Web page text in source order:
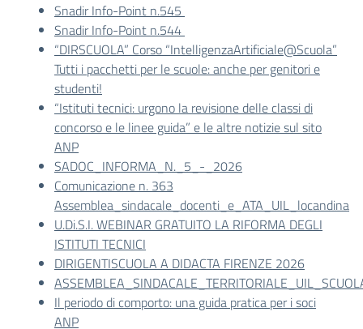
Snadir Info-Point n.545
Snadir Info-Point n.544
“DIRSCUOLA” Corso “IntelligenzaArtificiale@Scuola”
Tutti i pacchetti per le scuole: anche per genitori e
studenti!
“Istituti tecnici: urgono la revisione delle classi di
concorso e le linee guida” e le altre notizie sul sito
ANP
SADOC_INFORMA_N._5_-_2026
Comunicazione n. 363
Assemblea_sindacale_docenti_e_ATA_UIL_locandina
U.Di.S.I. WEBINAR GRATUITO LA RIFORMA DEGLI
ISTITUTI TECNICI
DIRIGENTISCUOLA A DIDACTA FIRENZE 2026
Il periodo di comporto: una guida pratica per i soci
ANP